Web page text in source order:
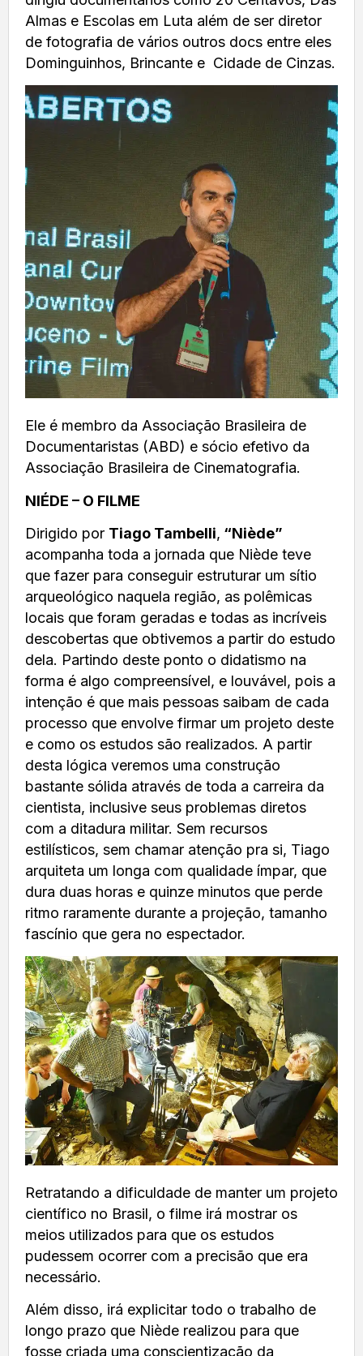
Almas e Escolas em Luta além de ser diretor
de fotografia de vários outros docs entre eles
Dominguinhos, Brincante e Cidade de Cinzas.
Ele é membro da Associação Brasileira de
Documentaristas (ABD) e sócio efetivo da
Associação Brasileira de Cinematografia.
NIÉDE – O FILME
Dirigido por Tiago Tambelli, “Niède”
acompanha toda a jornada que Niède teve
que fazer para conseguir estruturar um sítio
arqueológico naquela região, as polêmicas
locais que foram geradas e todas as incríveis
descobertas que obtivemos a partir do estudo
dela. Partindo deste ponto o didatismo na
forma é algo compreensível, e louvável, pois a
intenção é que mais pessoas saibam de cada
processo que envolve firmar um projeto deste
e como os estudos são realizados. A partir
desta lógica veremos uma construção
bastante sólida através de toda a carreira da
cientista, inclusive seus problemas diretos
com a ditadura militar. Sem recursos
estilísticos, sem chamar atenção pra si, Tiago
arquiteta um longa com qualidade ímpar, que
dura duas horas e quinze minutos que perde
ritmo raramente durante a projeção, tamanho
fascínio que gera no espectador.
Retratando a dificuldade de manter um projeto
científico no Brasil, o filme irá mostrar os
meios utilizados para que os estudos
pudessem ocorrer com a precisão que era
necessário.
Além disso, irá explicitar todo o trabalho de
longo prazo que Niède realizou para que
fosse criada uma conscientização da